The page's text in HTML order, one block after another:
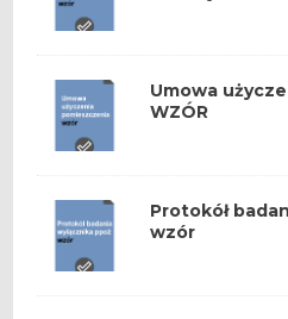
Umowa
WZÓR
Protokół
wzór